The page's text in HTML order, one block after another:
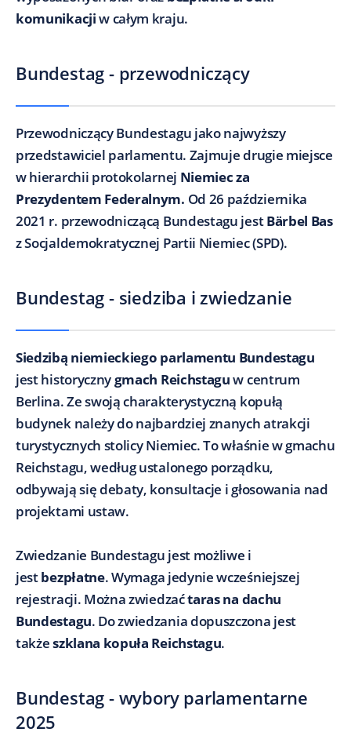
komunikacjiw całym kraju.
Bundestag - przewodniczący
Przewodniczący Bundestagu jako najwyższy
przedstawiciel parlamentu. Zajmuje drugie miejsce
w hierarchii protokolarnej Niemiec za
Prezydentem Federalnym. Od 26 października
2021 r. przewodniczącą Bundestagu jestBärbel Bas
z Socjaldemokratycznej Partii Niemiec (SPD).
Bundestag - siedziba i zwiedzanie
Siedzibą niemieckiego parlamentu Bundestagu
jest historycznygmach Reichstaguw centrum
Berlina. Ze swoją charakterystyczną kopułą
budynek należy do najbardziej znanych atrakcji
turystycznych stolicy Niemiec. To właśnie w gmachu
Reichstagu, według ustalonego porządku,
odbywają się debaty, konsultacje i głosowania nad
projektami ustaw.
Zwiedzanie Bundestagu jest możliwe i
jestbezpłatne. Wymaga jedynie wcześniejszej
rejestracji. Można zwiedzaćtaras na dachu
Bundestagu. Do zwiedzania dopuszczona jest
takżeszklana kopuła Reichstagu.
Bundestag - wybory parlamentarne
2025